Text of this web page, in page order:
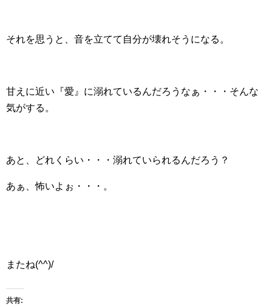
それを思うと、音を立てて自分が壊れそうになる。
甘えに近い『愛』に溺れているんだろうなぁ・・・そんな
気がする。
あと、どれくらい・・・溺れていられるんだろう？
あぁ、怖いよぉ・・・。
またね(^^)/
共有: